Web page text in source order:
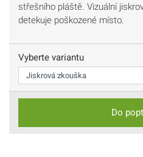
střešního pláště. Vizuální
detekuje poškozené místo.
Vyberte variantu
Do